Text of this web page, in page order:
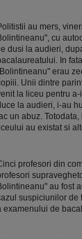
au mers,
cu
dusi la audieri,
In
erau
Unii dintre
la liceu pentru
la audieri, i-au
un abuz.
au existat si
profesori din
au fost
suspiciunilor de
examenului de